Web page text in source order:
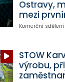
Ostravy,
mezi
Komerční sdělení
STOW
výrobu,